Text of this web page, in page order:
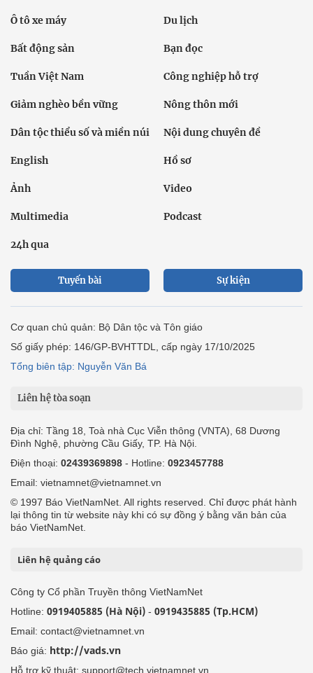
Ô tô xe máy Du lịch
Bất động sản Bạn đọc
Tuần Việt Nam Công nghiệp hỗ trợ
Giảm nghèo bền vững Nông thôn mới
Dân tộc thiểu số và miền núi Nội dung chuyên đề
English Hồ sơ
Ảnh Video
Multimedia Podcast
24h qua
Tuyến bài Sự kiện
Cơ quan chủ quản: Bộ Dân tộc và Tôn giáo
Số giấy phép: 146/GP-BVHTTDL, cấp ngày 17/10/2025
Tổng biên tập: Nguyễn Văn Bá
Liên hệ tòa soạn
Địa chỉ: Tầng 18, Toà nhà Cục Viễn thông (VNTA), 68 Dương
Đình Nghệ, phường Cầu Giấy, TP. Hà Nội.
Điện thoại: 02439369898 - Hotline: 0923457788
Email: vietnamnet@vietnamnet.vn
© 1997 Báo VietNamNet. All rights reserved. Chỉ được phát hành
lại thông tin từ website này khi có sự đồng ý bằng văn bản của
báo VietNamNet.
Liên hệ quảng cáo
Công ty Cổ phần Truyền thông VietNamNet
Hotline: 0919405885 (Hà Nội) - 0919435885 (Tp.HCM)
Email: contact@vietnamnet.vn
Báo giá: http://vads.vn
Hỗ trợ kỹ thuật: support@tech.vietnamnet.vn